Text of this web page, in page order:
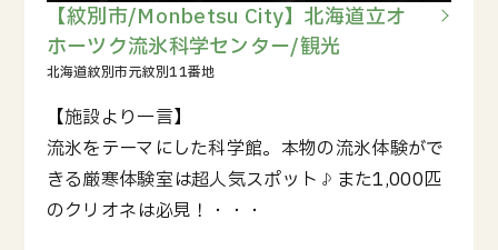
【紋別市/Monbetsu City】北海道立オ
ホーツク流氷科学センター/観光
【施設より一言】
流氷をテーマにした科学館。本物の流氷体験がで
きる厳寒体験室は超人気スポット♪また1,000匹
のクリオネは必見！・・・